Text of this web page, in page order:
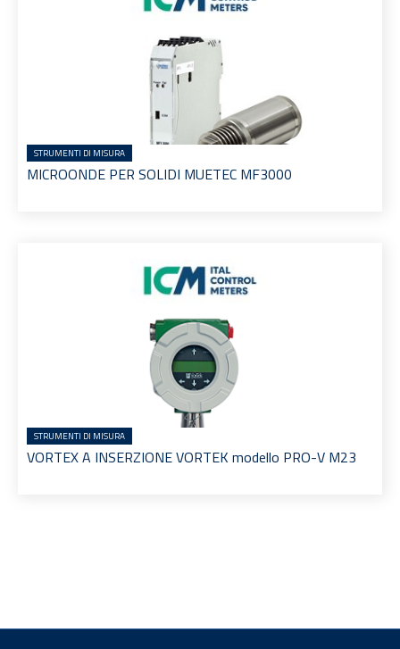
STRUMENTI DI MISURA
MICROONDE PER SOLIDI MUETEC MF3000
STRUMENTI DI MISURA
VORTEX A INSERZIONE VORTEK modello PRO-V M23